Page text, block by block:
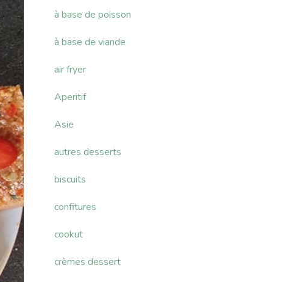
à base de poisson
à base de viande
air fryer
Aperitif
Asie
autres desserts
biscuits
confitures
cookut
crèmes dessert